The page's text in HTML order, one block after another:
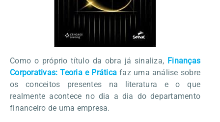
Como o próprio título da obra já sinaliza, Finanças
Corporativas: Teoria e Prática faz uma análise sobre
os conceitos presentes na literatura e o que
realmente acontece no dia a dia do departamento
financeiro de uma empresa.